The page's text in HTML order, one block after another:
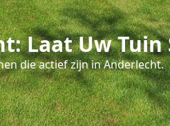
Laat Uw Tuin
die actief zijn in Anderlecht.